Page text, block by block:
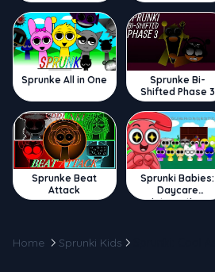
Sprunke All in One
Sprunke Bi-
Shifted Phase 3
Sprunke Beat
Attack
Sprunki Babies:
Daycare
Interactive
Home Sprunki Kids